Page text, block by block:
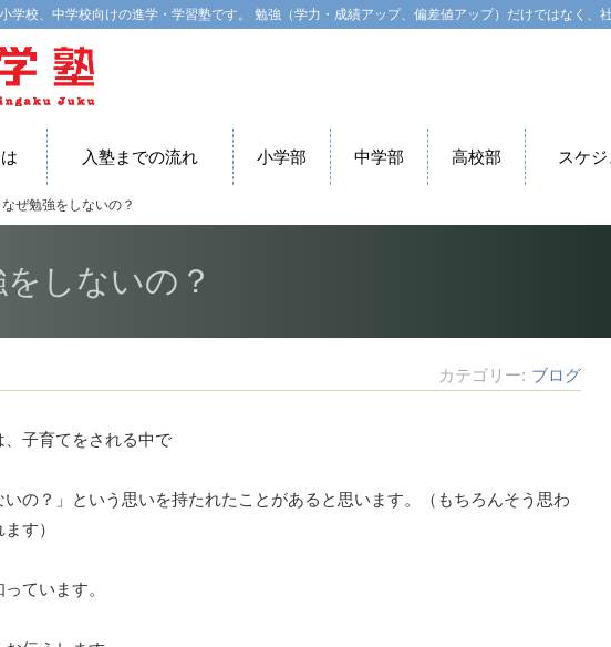
学校、中学校向けの進学・学習塾です。 勉強（学力・成績アップ、偏差値アップ）だけではなく、
入塾までの流れ 小学部 中学部 高校部 スケ
なぜ勉強をしないの？
しないの？
カテゴリー ブログ
子育てをされる中で
いの？」という思いを持たれたことがあると思います。（もちろんそう思わ
す）
ています。